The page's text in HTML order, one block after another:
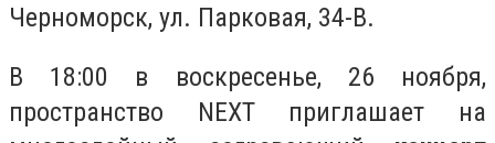
Черноморск, ул. Парковая, 34-В.
В 18:00 в воскресенье, 26 ноября,
пространство NEXT приглашает на